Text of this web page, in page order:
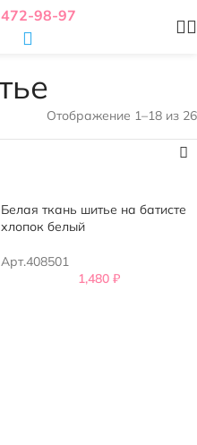
98-97
Отображение 1–18 из 26
Белая ткань шитье на батисте
хлопок белый
Арт.408501
1,480 ₽